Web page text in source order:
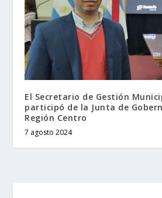
El Secretario de Gestión
participó de la Junta de
Región Centro
7 agosto 2024